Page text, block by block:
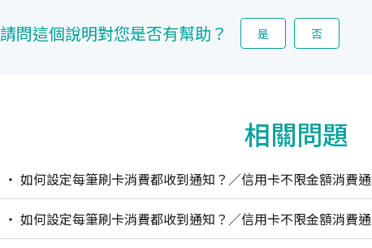
請問這個說明對您是否有幫助？ 是 否
相關問題
如何設定每筆刷卡消費都收到通知？／信用卡不限金額消費
如何設定每筆刷卡消費都收到通知？／信用卡不限金額消費